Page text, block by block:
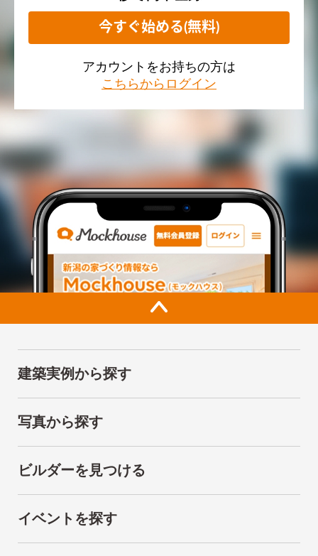
今すぐ始める(無料)
アカウントをお持ちの方は
こちらからログイン
建築実例から探す
写真から探す
ビルダーを見つける
イベントを探す